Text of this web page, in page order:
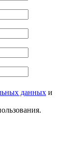
данных и